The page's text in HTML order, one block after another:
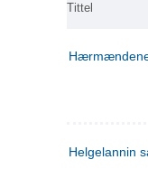
Tittel
Helgelannin